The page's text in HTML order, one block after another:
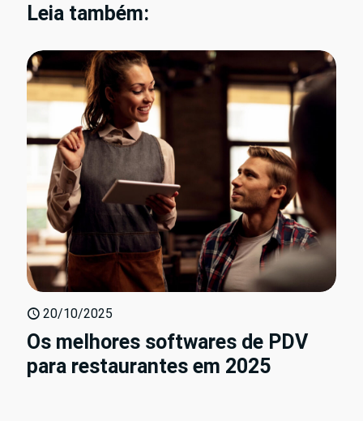
Leia também:
20/10/2025
Os melhores softwares de PDV
para restaurantes em 2025